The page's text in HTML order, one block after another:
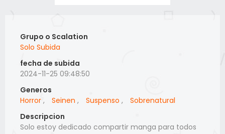
Grupo o Scalation
Solo Subida
fecha de subida
2024-11-25 09:48:50
Generos
Horror , Seinen , Suspenso ,
Sobrenatural
Descripcion
Solo estoy dedicado compartir manga para todos